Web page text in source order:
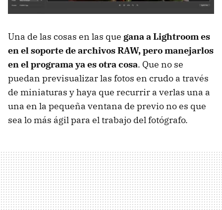
Una de las cosas en las que gana a Lightroom es
en el soporte de archivos RAW, pero manejarlos
en el programa ya es otra cosa. Que no se
puedan previsualizar las fotos en crudo a través
de miniaturas y haya que recurrir a verlas una a
una en la pequeña ventana de previo no es que
sea lo más ágil para el trabajo del fotógrafo.